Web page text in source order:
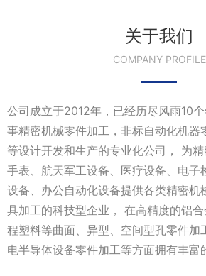
关于我们
COMPANY PROFILE
公司成立于2012年，已经历尽风雨10
事精密机械零件加工，非标自动化机器
等设计开发和生产的专业化公司， 为
手表、航天军工设备、医疗设备、电子
设备、办公自动化设备提供各类精密机
具加工的科技型企业， 在高精度的铝
程塑料等曲面、异型、空间型孔零件加
电半导体设备零件加工等方面拥有丰富